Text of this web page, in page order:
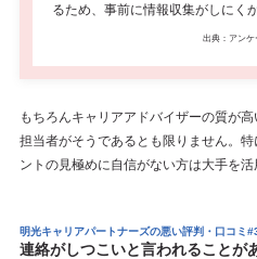
るため、事前に情報収集がしにく
出典：アンケ
もちろんキャリアアドバイザーの質が
担当者がそうであるとも限りません。
ントの見極めに自信がない方は大手を活
明光キャリアパートナーズの悪い評判・口コミ
連絡がしつこいと言われることが